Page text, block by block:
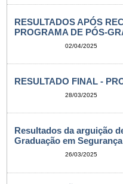
RESULTADOS APÓS
PROGRAMA DE PÓS-
02/04/2025
RESULTADO FINAL -
28/03/2025
Resultados da arguição
Graduação em
26/03/2025